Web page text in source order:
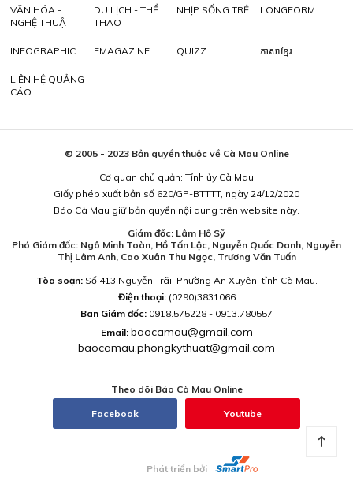
VĂN HÓA -
NGHỆ THUẬT
DU LỊCH - THỂ
THAO
NHỊP SỐNG TRẺ LONGFORM
INFOGRAPHIC EMAGAZINE QUIZZ ភាសាខ្មែរ
LIÊN HỆ QUẢNG
CÁO
© 2005 - 2023 Bản quyền thuộc về Cà Mau Online
Cơ quan chủ quản: Tỉnh ủy Cà Mau
Giấy phép xuất bản số 620/GP-BTTTT, ngày 24/12/2020
Báo Cà Mau giữ bản quyền nội dung trên website này.
Giám đốc: Lâm Hồ Sỹ
Phó Giám đốc: Ngô Minh Toàn, Hồ Tấn Lộc, Nguyễn Quốc Danh, Nguyễn
Thị Lâm Anh, Cao Xuân Thu Ngọc, Trương Văn Tuấn
Tòa soạn:Số 413 Nguyễn Trãi, Phường An Xuyên, tỉnh Cà Mau.
Điện thoại: (0290)3831066
Ban Giám đốc: 0918.575228 - 0913.780557
Email: baocamau@gmail.com
baocamau.phongkythuat@gmail.com
Theo dõi Báo Cà Mau Online
Facebook Youtube
Phát triển bởi